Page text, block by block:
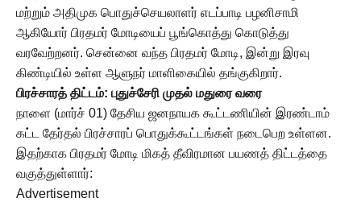
மற்றும் அதிமுக பொதுச்செயலாளர் எடப்பாடி பழனிசாமி
ஆகியோர் பிரதமர் மோடியைப் பூங்கொத்து கொடுத்து
வரவேற்றனர். சென்னை வந்த பிரதமர் மோடி, இன்று இரவு
கிண்டியில் உள்ள ஆளுநர் மாளிகையில் தங்குகிறார்.
பிரச்சாரத் திட்டம்: புதுச்சேரி முதல் மதுரை வரை
நாளை (மார்ச் 01) தேசிய ஜனநாயக கூட்டணியின் இரண்டாம்
கட்ட தேர்தல் பிரச்சாரப் பொதுக்கூட்டங்கள் நடைபெற உள்ளன.
இதற்காக பிரதமர் மோடி மிகத் தீவிரமான பயணத் திட்டத்தை
வகுத்துள்ளார்:
Advertisement